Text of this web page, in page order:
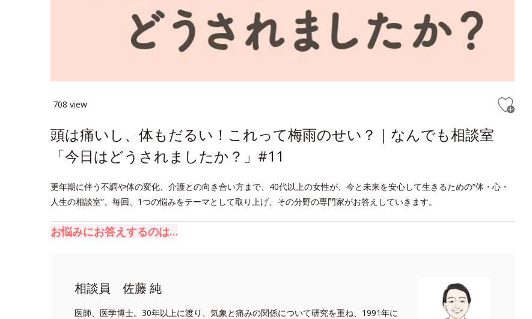
708 view
頭は痛いし、体もだるい！これって梅雨のせい？｜なんでも相談室
「今日はどうされましたか？」#11
更年期に伴う不調や体の変化、介護との向き合い方まで、40代以上の女性が、今と未来を安心して生きるための“体・心・
人生の相談室”。毎回、1つの悩みをテーマとして取り上げ、その分野の専門家がお答えしていきます。
お悩みにお答えするのは…
相談員 佐藤 純
医師、医学博士。30年以上に渡り、気象と痛みの関係について研究を重ね、1991年に